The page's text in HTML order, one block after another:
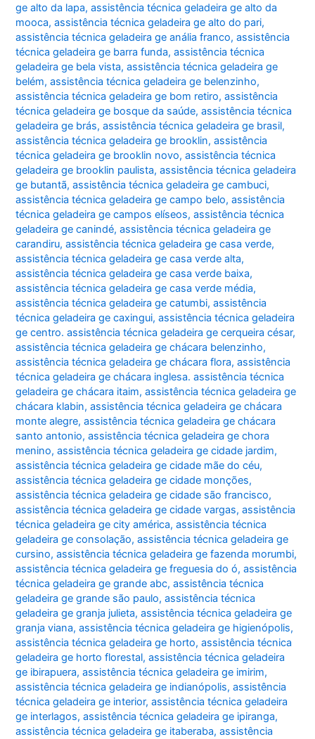
ge alto da lapa,assistência técnica geladeira ge alto da
mooca,assistência técnica geladeira ge alto do pari,
assistência técnica geladeira ge anália franco,assistência
técnica geladeira ge barra funda,assistência técnica
geladeira ge bela vista,assistência técnica geladeira ge
belém,assistência técnica geladeira ge belenzinho,
assistência técnica geladeira ge bom retiro,assistência
técnica geladeira ge bosque da saúde,assistência técnica
geladeira ge brás,assistência técnica geladeira ge brasil,
assistência técnica geladeira ge brooklin,assistência
técnica geladeira ge brooklin novo,assistência técnica
geladeira ge brooklin paulista,assistência técnica geladeira
ge butantã,assistência técnica geladeira ge cambuci,
assistência técnica geladeira ge campo belo,assistência
técnica geladeira ge campos elíseos,assistência técnica
geladeira ge canindé,assistência técnica geladeira ge
carandiru,assistência técnica geladeira ge casa verde,
assistência técnica geladeira ge casa verde alta,
assistência técnica geladeira ge casa verde baixa,
assistência técnica geladeira ge casa verde média,
assistência técnica geladeira ge catumbi,assistência
técnica geladeira ge caxingui,assistência técnica geladeira
ge centro. assistência técnica geladeira ge cerqueira césar,
assistência técnica geladeira ge chácara belenzinho,
assistência técnica geladeira ge chácara flora,assistência
técnica geladeira ge chácara inglesa. assistência técnica
geladeira ge chácara itaim,assistência técnica geladeira ge
chácara klabin,assistência técnica geladeira ge chácara
monte alegre,assistência técnica geladeira ge chácara
santo antonio,assistência técnica geladeira ge chora
menino,assistência técnica geladeira ge cidade jardim,
assistência técnica geladeira ge cidade mãe do céu,
assistência técnica geladeira ge cidade monções,
assistência técnica geladeira ge cidade são francisco,
assistência técnica geladeira ge cidade vargas,assistência
técnica geladeira ge city américa,assistência técnica
geladeira ge consolação,assistência técnica geladeira ge
cursino,assistência técnica geladeira ge fazenda morumbi,
assistência técnica geladeira ge freguesia do ó,assistência
técnica geladeira ge grande abc,assistência técnica
geladeira ge grande são paulo,assistência técnica
geladeira ge granja julieta,assistência técnica geladeira ge
granja viana,assistência técnica geladeira ge higienópolis,
assistência técnica geladeira ge horto,assistência técnica
geladeira ge horto florestal,assistência técnica geladeira
ge ibirapuera,assistência técnica geladeira ge imirim,
assistência técnica geladeira ge indianópolis,assistência
técnica geladeira ge interior,assistência técnica geladeira
ge interlagos,assistência técnica geladeira ge ipiranga,
assistência técnica geladeira ge itaberaba,assistência